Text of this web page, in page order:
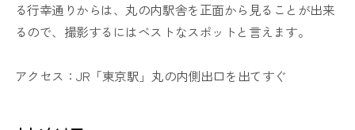
る行幸通りからは、丸の内駅舎を正面から見ることが出来
るので、撮影するにはベストなスポットと言えます。
アクセス：JR「東京駅」丸の内側出口を出てすぐ